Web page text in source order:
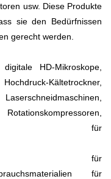
usw. Diese Produkte
sie den Bedürfnissen
gerecht werden.
HD-Mikroskope,
Kältetrockner,
für
für
für